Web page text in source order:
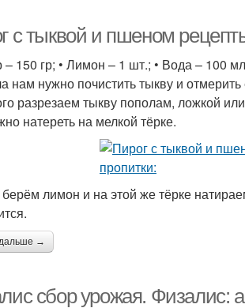
с тыквой и пшеном
– 150 гр; • Лимон – 1 шт.; • Вода – 100
нам нужно почистить тыкву и
разрезаем тыкву пополам, ложкой
натереть на мелкой тёрке.
лимон и на этой же тёрке
→
сбор урожая. Физалис: а